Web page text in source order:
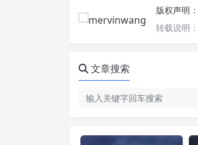
版权声明：
转载说明：
文章搜索